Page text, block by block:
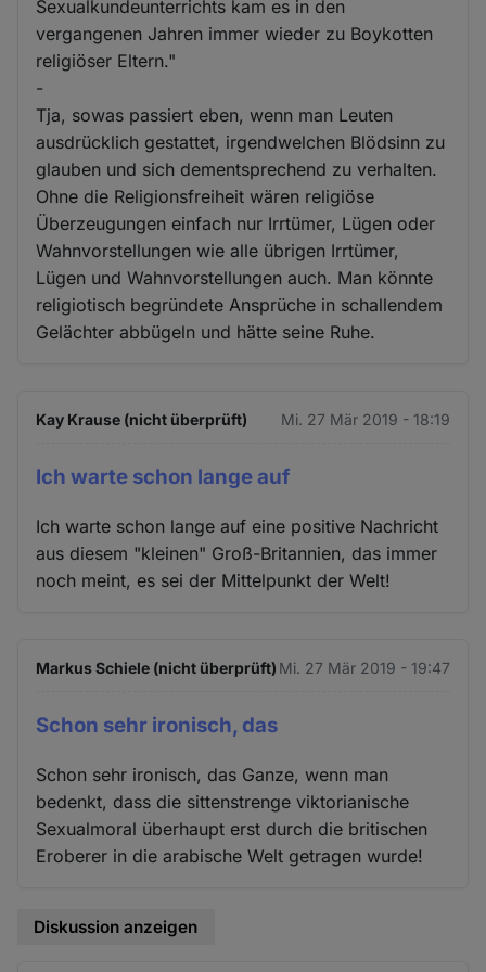
Sexualkundeunterrichts kam es in den
vergangenen Jahren immer wieder zu Boykotten
religiöser Eltern."
-
Tja, sowas passiert eben, wenn man Leuten
ausdrücklich gestattet, irgendwelchen Blödsinn zu
glauben und sich dementsprechend zu verhalten.
Ohne die Religionsfreiheit wären religiöse
Überzeugungen einfach nur Irrtümer, Lügen oder
Wahnvorstellungen wie alle übrigen Irrtümer,
Lügen und Wahnvorstellungen auch. Man könnte
religiotisch begründete Ansprüche in schallendem
Gelächter abbügeln und hätte seine Ruhe.
Kay Krause (nicht überprüft) Mi. 27 Mär 2019 - 18:19
Ich warte schon lange auf
Ich warte schon lange auf eine positive Nachricht
aus diesem "kleinen" Groß-Britannien, das immer
noch meint, es sei der Mittelpunkt der Welt!
Markus Schiele (nicht überprüft) Mi. 27 Mär 2019 - 19:47
Schon sehr ironisch, das
Schon sehr ironisch, das Ganze, wenn man
bedenkt, dass die sittenstrenge viktorianische
Sexualmoral überhaupt erst durch die britischen
Eroberer in die arabische Welt getragen wurde!
Diskussion anzeigen